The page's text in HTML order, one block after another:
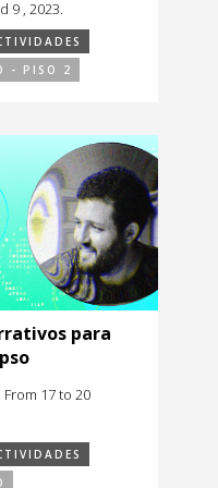
9 , 2023.
- PISO 2
para
17 to 20